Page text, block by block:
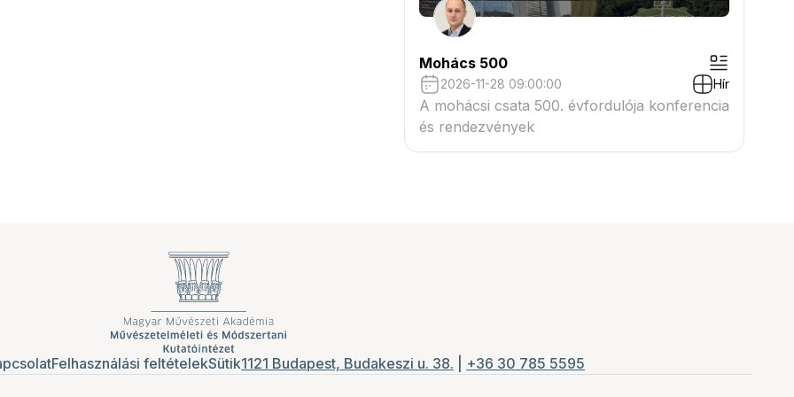
Mohács 500
2026-11-28 09:00:00 Hír
A mohácsi csata 500. évfordulója konferencia
és rendezvények
Felhasználási feltételekSütik1121 Budapest, Budakeszi u. 38. +36 30 785 5595